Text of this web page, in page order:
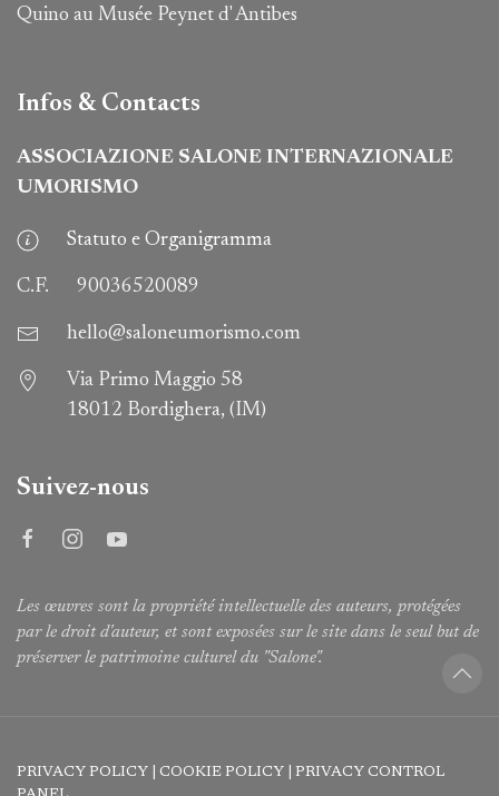
Quino au Musée Peynet d' Antibes
Infos & Contacts
ASSOCIAZIONE SALONE INTERNAZIONALE
UMORISMO
Statuto e Organigramma
C.F. 90036520089
hello@saloneumorismo.com
Via Primo Maggio 58
18012 Bordighera, (IM)
Suivez-nous
Les œuvres sont la propriété intellectuelle des auteurs, protégées
par le droit d'auteur, et sont exposées sur le site dans le seul but de
préserver le patrimoine culturel du "Salone".
PRIVACY POLICY COOKIE POLICY
PRIVACY CONTROL